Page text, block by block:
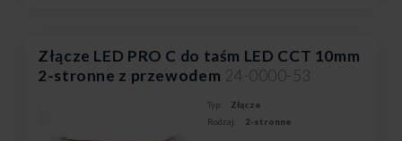
Złącze LED PRO C do taśm LED CCT 10mm
2-stronne z przewodem 24-0000-53
Typ:
Złącze
Rodzaj:
2-stronne